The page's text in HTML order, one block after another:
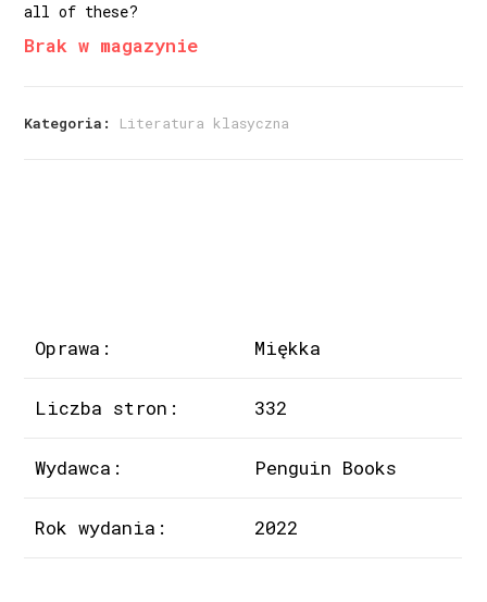
all of these?
Brak w magazynie
Kategoria: Literatura klasyczna
Oprawa: Miękka
Liczba stron: 332
Wydawca: Penguin Books
Rok wydania: 2022